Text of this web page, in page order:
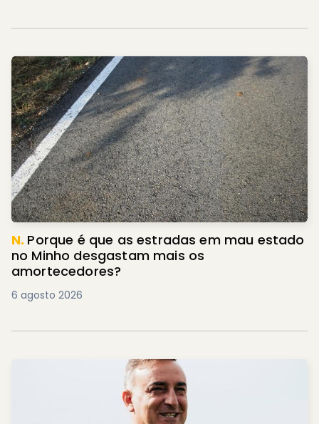
N. Porque é que as estradas em mau estado
no Minho desgastam mais os
amortecedores?
6 agosto 2026